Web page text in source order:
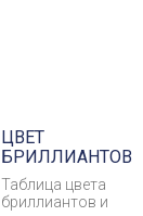
ЦВЕТ
БРИЛЛИАНТОВ
Таблица цвета
бриллиантов и